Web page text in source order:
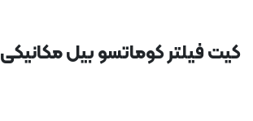
کیت فیلتر کوماتسو بیل مکانیکی